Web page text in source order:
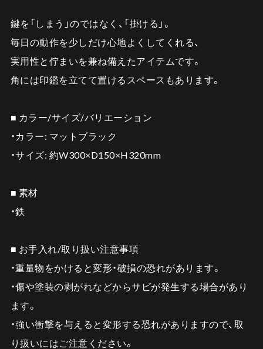
鍵を「しまう」のではなく、「掛ける」。
毎日の動作を少しだけ心地よくしてくれる、
実用性と佇まいを兼ね備えたアイテムです。
角には印鑑を立てて置けるスペースもあります。
■ カラー/サイズ/バリエーション
・カラー: マットブラック
・サイズ: 約W300×D150×H320mm
■ 素材
・鉄
■ お手入れ/取り扱い注意事項
・重量物をかけると変形・破損の恐れがあります。
・傷や塗装の剥がれなどからサビが発生する場合があり
ます。
・強い衝撃を与えると変形する恐れがありますので、取
り扱いにはご注意ください。